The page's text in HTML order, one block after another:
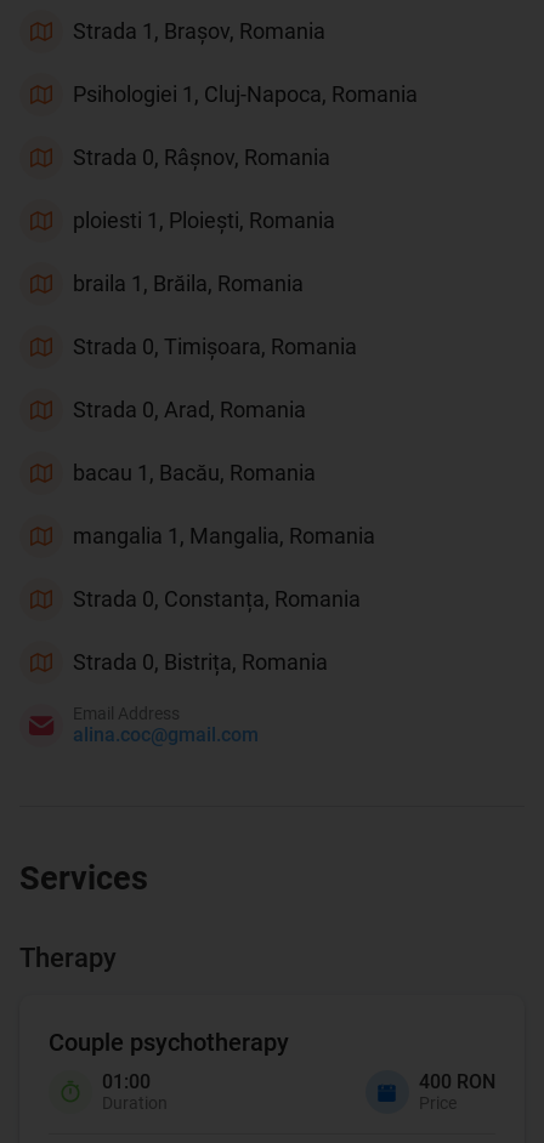
Strada 1, Brașov, Romania
Psihologiei 1, Cluj-Napoca, Romania
Strada 0, Râșnov, Romania
ploiesti 1, Ploiești, Romania
braila 1, Brăila, Romania
Strada 0, Timișoara, Romania
Strada 0, Arad, Romania
bacau 1, Bacău, Romania
mangalia 1, Mangalia, Romania
Strada 0, Constanța, Romania
Strada 0, Bistrița, Romania
alina.coc@gmail.com
Email Address
Services
Therapy
Couple psychotherapy
01:00
Duration
400 RON
Price